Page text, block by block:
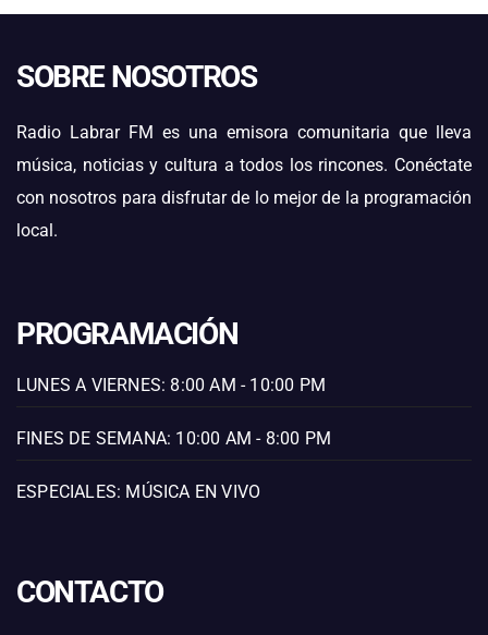
SOBRE NOSOTROS
Radio Labrar FM es una emisora comunitaria que lleva
música, noticias y cultura a todos los rincones. Conéctate
con nosotros para disfrutar de lo mejor de la programación
local.
PROGRAMACIÓN
LUNES A VIERNES: 8:00 AM - 10:00 PM
FINES DE SEMANA: 10:00 AM - 8:00 PM
ESPECIALES: MÚSICA EN VIVO
CONTACTO